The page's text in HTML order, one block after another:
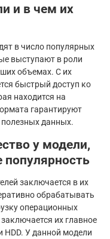
и в чем их
в число популярных
выступают в роли
объемах. С их
быстрый доступ ко
находится на
гарантируют
полезных данных.
у модели,
заключается в их
обрабатывать
операционных
их главное
HDD. У данной модели